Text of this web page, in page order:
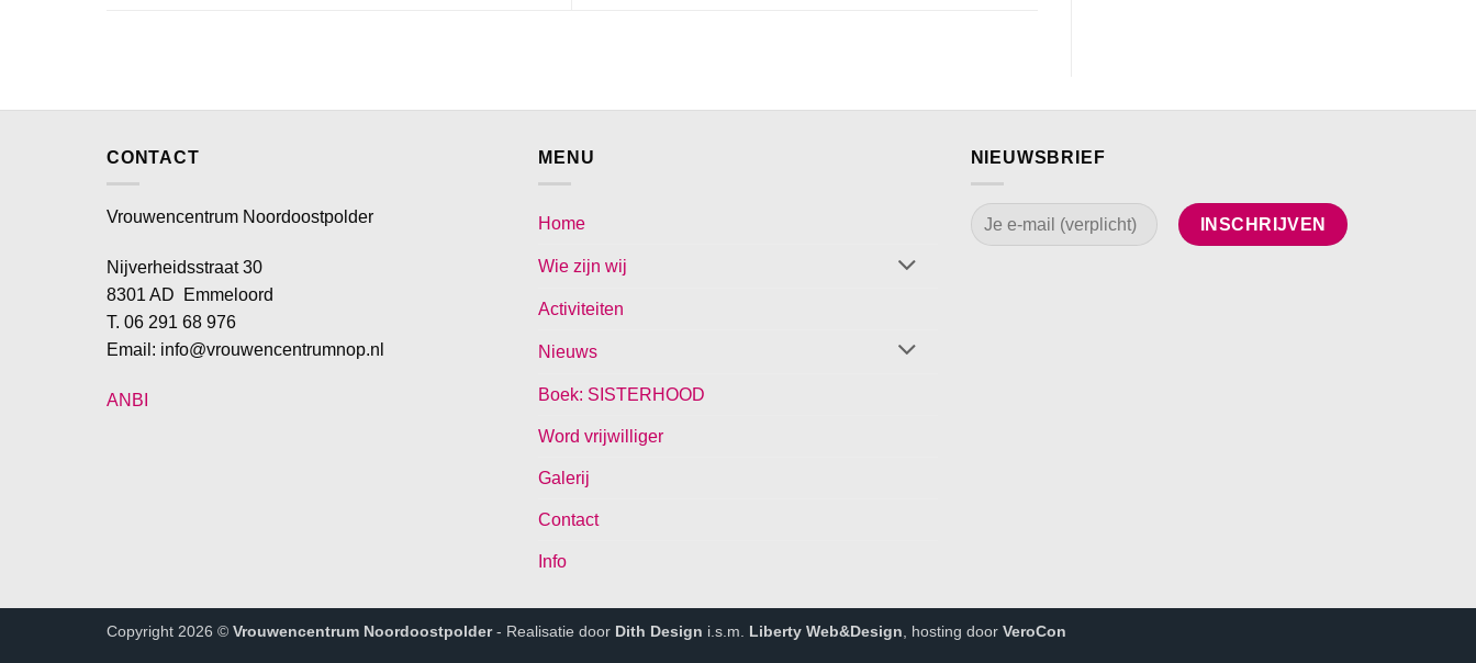
CONTACT
Vrouwencentrum Noordoostpolder
Nijverheidsstraat 30
8301 AD Emmeloord
T. 06 291 68 976
Email: info@vrouwencentrumnop.nl
ANBI
MENU
Home
Wie zijn wij
Activiteiten
Nieuws
Boek: SISTERHOOD
Word vrijwilliger
Galerij
Contact
Info
NIEUWSBRIEF
Copyright 2026 © Vrouwencentrum Noordoostpolder- Realisatie door Dith Design i.s.m. Liberty Web&Design , hosting door VeroCon